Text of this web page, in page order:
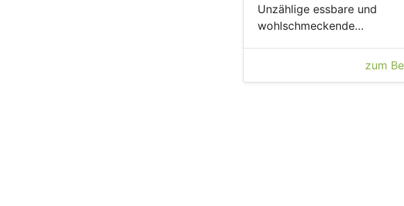
Unzählige essbare und
wohlschmeckende…
zum